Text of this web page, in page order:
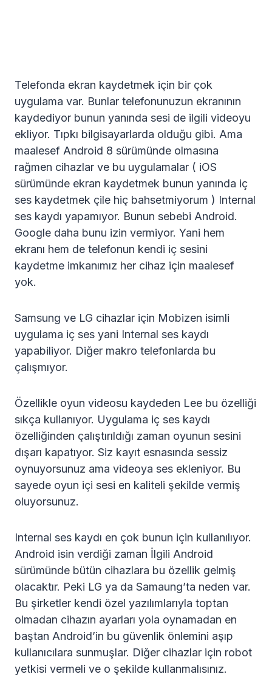
Telefonda ekran kaydetmek için bir çok
uygulama var. Bunlar telefonunuzun ekranının
kaydediyor bunun yanında sesi de ilgili videoyu
ekliyor. Tıpkı bilgisayarlarda olduğu gibi. Ama
maalesef Android 8 sürümünde olmasına
rağmen cihazlar ve bu uygulamalar ( iOS
sürümünde ekran kaydetmek bunun yanında iç
ses kaydetmek çile hiç bahsetmiyorum ) Internal
ses kaydı yapamıyor. Bunun sebebi Android.
Google daha bunu izin vermiyor. Yani hem
ekranı hem de telefonun kendi iç sesini
kaydetme imkanımız her cihaz için maalesef
yok.
Samsung ve LG cihazlar için Mobizen isimli
uygulama iç ses yani Internal ses kaydı
yapabiliyor. Diğer makro telefonlarda bu
çalışmıyor.
Özellikle oyun videosu kaydeden Lee bu özelliği
sıkça kullanıyor. Uygulama iç ses kaydı
özelliğinden çalıştırıldığı zaman oyunun sesini
dışarı kapatıyor. Siz kayıt esnasında sessiz
oynuyorsunuz ama videoya ses ekleniyor. Bu
sayede oyun içi sesi en kaliteli şekilde vermiş
oluyorsunuz.
Internal ses kaydı en çok bunun için kullanılıyor.
Android isin verdiği zaman İlgili Android
sürümünde bütün cihazlara bu özellik gelmiş
olacaktır. Peki LG ya da Samaung’ta neden var.
Bu şirketler kendi özel yazılımlarıyla toptan
olmadan cihazın ayarları yola oynamadan en
baştan Android’in bu güvenlik önlemini aşıp
kullanıcılara sunmuşlar. Diğer cihazlar için robot
yetkisi vermeli ve o şekilde kullanmalısınız.